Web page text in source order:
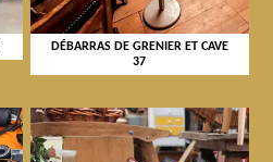
DÉBARRAS DE GRENIER ET CAVE
37